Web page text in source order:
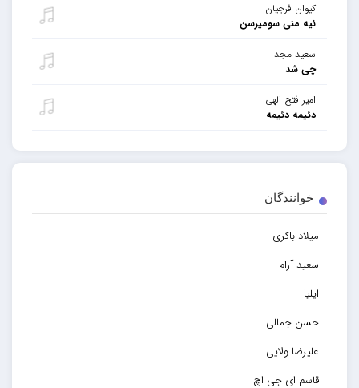
کیوان فرجیان
نیه منی سومیرسن
سعید مجد
چی شد
امیر فتح الهی
دئیمه دئیمه
خوانندگان
میلاد باکری
سعید آرام
ایلیا
حسن جمالی
علیرضا ولایی
قاسم ای جی اچ